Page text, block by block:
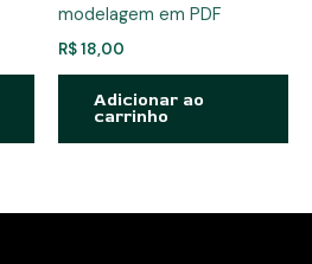
modelagem em PDF
R$18,00
Adicionar ao
carrinho